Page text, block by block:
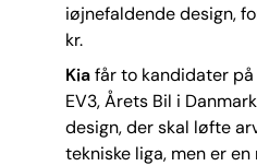
iøjnefaldende design,
kr.
Kiafår to kandidater
EV3, Årets Bil i
design, der skal løfte
tekniske liga, men er